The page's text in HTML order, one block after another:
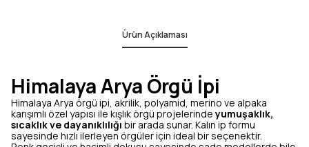
Ürün Açıklaması
Himalaya Arya Örgü İpi
Himalaya Arya örgü ipi, akrilik, polyamid, merino ve alpaka
karışımlı özel yapısı ile kışlık örgü projelerindeyumuşaklık,
sıcaklık ve dayanıklılığı bir arada sunar. Kalın ip formu
sayesinde hızlı ilerleyen örgüler için ideal bir seçenektir.